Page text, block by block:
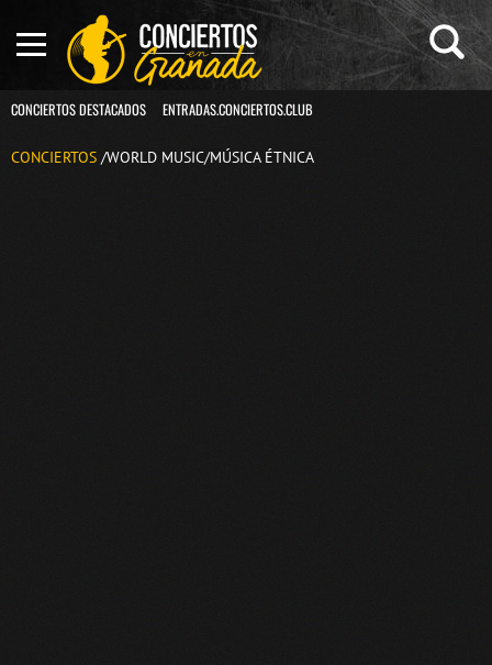
CONCIERTOS DESTACADOS ENTRADAS.CONCIERTOS.CLUB
CONCIERTOS /WORLD MUSIC/MÚSICA ÉTNICA